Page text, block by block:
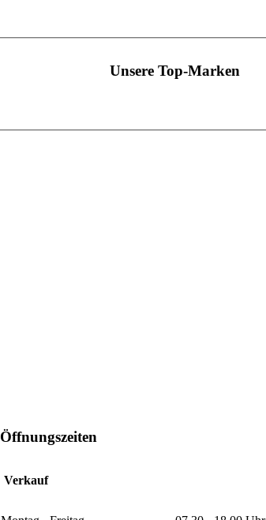
Unsere Top-Marken
Öffnungszeiten
Verkauf